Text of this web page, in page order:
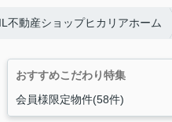
不動産ショップヒカリアホーム
おすすめこだわり特集
会員様限定物件(58件)